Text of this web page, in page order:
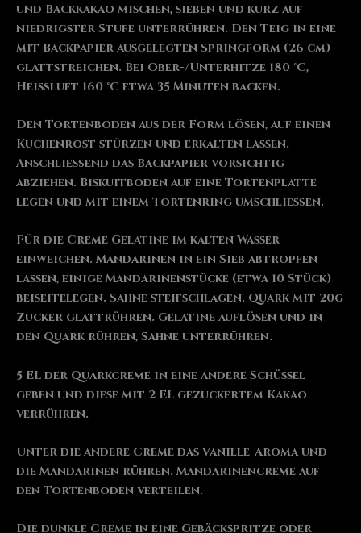
und Backkakao mischen, sieben und kurz auf
niedrigster Stufe unterrühren. Den Teig in eine
mit Backpapier ausgelegten Springform (26 cm)
glattstreichen. Bei Ober-/Unterhitze 180 °C,
Heißluft 160 °C etwa 35 Minuten backen.
Den Tortenboden aus der Form lösen, auf einen
Kuchenrost stürzen und erkalten lassen.
Anschließend das Backpapier vorsichtig
abziehen. Biskuitboden auf eine Tortenplatte
legen und mit einem Tortenring umschließen.
Für die Creme Gelatine im kalten Wasser
einweichen. Mandarinen in ein Sieb abtropfen
lassen, einige Mandarinenstücke (etwa 10 Stück)
beiseitelegen. Sahne steifschlagen. Quark mit 20g
Zucker glattrühren. Gelatine auflösen und in
den Quark rühren, Sahne unterrühren.
5 EL der Quarkcreme in eine andere Schüssel
geben und diese mit 2 EL gezuckertem Kakao
verrühren.
Unter die andere Creme das Vanille-Aroma und
die Mandarinen rühren. Mandarinencreme auf
den Tortenboden verteilen.
Die dunkle Creme in eine Gebäckspritze oder